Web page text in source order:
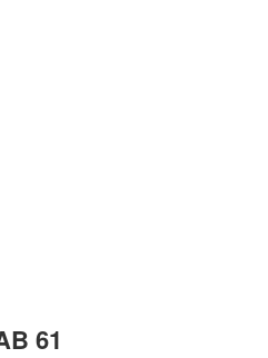
61